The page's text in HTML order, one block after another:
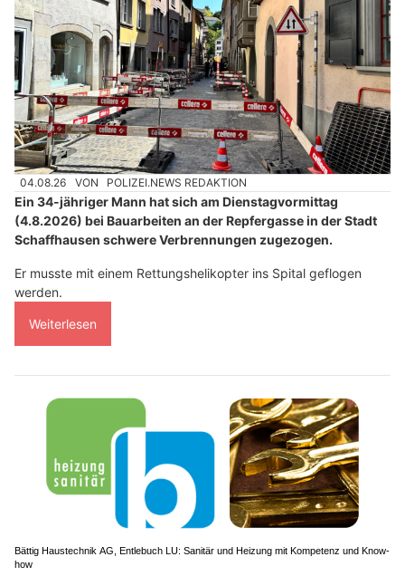
04.08.26 VON POLIZEI.NEWS REDAKTION
Ein 34-jähriger Mann hat sich am Dienstagvormittag
(4.8.2026) bei Bauarbeiten an der Repfergasse in der Stadt
Schaffhausen schwere Verbrennungen zugezogen.
Er musste mit einem Rettungshelikopter ins Spital geflogen
werden.
Weiterlesen
Bättig Haustechnik AG, Entlebuch LU: Sanitär und Heizung mit Kompetenz und Know-
how